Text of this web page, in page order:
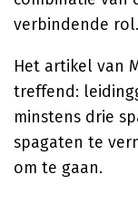
verbindende rol.
Het artikel van
treffend:
minstens drie
spagaten te
om te gaan.